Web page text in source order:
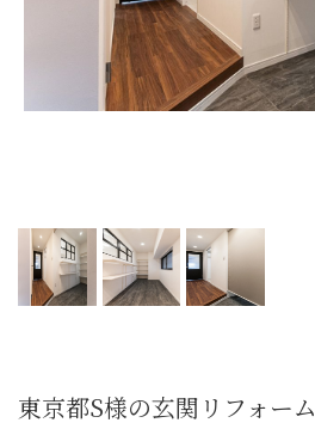
東京都S様の玄関リフォーム